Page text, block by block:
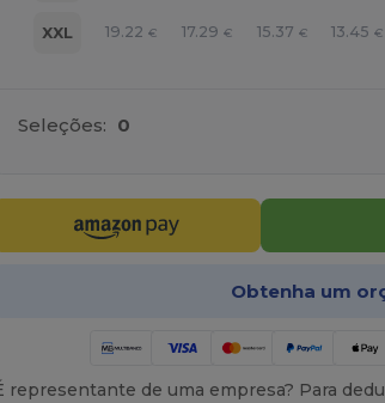
XXL 19.22 € 17.29 € 15.37 € 13.45 €
Seleções: 0
Obtenha um
representante de uma empresa? Para